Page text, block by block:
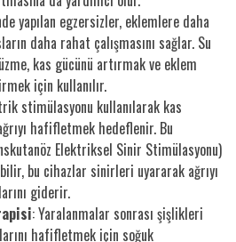
yapılan egzersizler, eklemlere daha
daha rahat çalışmasını sağlar. Su
kas gücünü artırmak ve eklem
için kullanılır.
stimülasyonu kullanılarak kas
hafifletmek hedeflenir. Bu
Elektriksel Sinir Stimülasyonu)
bu cihazlar sinirleri uyararak ağrıyı
giderir.
: Yaralanmalar sonrası şişlikleri
hafifletmek için soğuk